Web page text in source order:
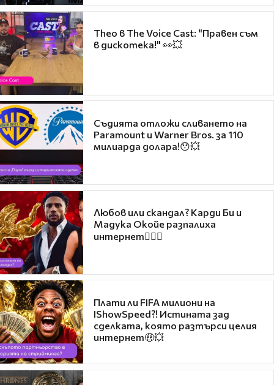
Theo в The Voice Cast: "Правен съм
в дискотека!" 👀💥
Съдията отложи сливането на
Paramount и Warner Bros. за 110
милиарда долара!😯💥
Любов или скандал? Карди Би и
Мадука Окойе разпалиха
интернет❤️‍🔥🔥
Плати ли FIFA милиони на
IShowSpeed?! Истината зад
сделката, която разтърси целия
интернет🤑💥